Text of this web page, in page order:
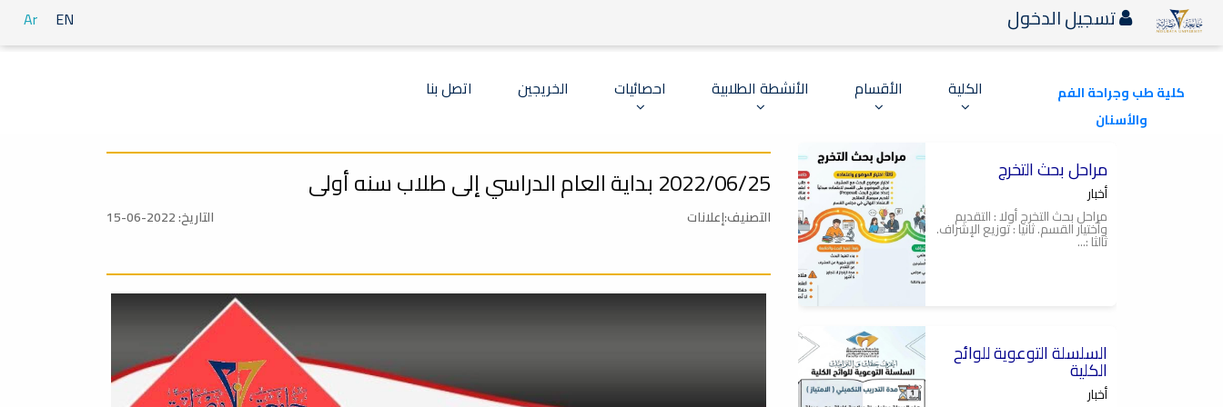
Ar EN تسجيل الدخول
الكلية الأقسام الأنشطة الطلابية احصائيات الخريجين اتصل بنا
كلية طب وجراحة الفم
والأسنان
كلية طب وجراحة الفم
والأسنان جامعة مصراتة
مراحل بحث التخرج
أخبار
مراحل بحث التخرج أولا : التقديم
وأختيار القسم. ثانيا : توزيع الإشراف.
ثالثا :...
كلية طب وجراحة الفم
والاسنان جامعة مصراتة
السلسلة التوعوية للوائح
الكلية
أخبار
2022/06/25 بداية العام الدراسي إلى طلاب سنه أولى
التصنيف:إعلانات التاريخ: 2022-06-15